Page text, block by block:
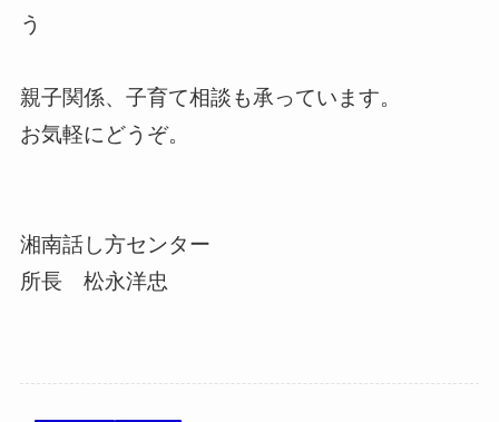
う
親子関係、子育て相談も承っています。
お気軽にどうぞ。
湘南話し方センター
所長 松永洋忠